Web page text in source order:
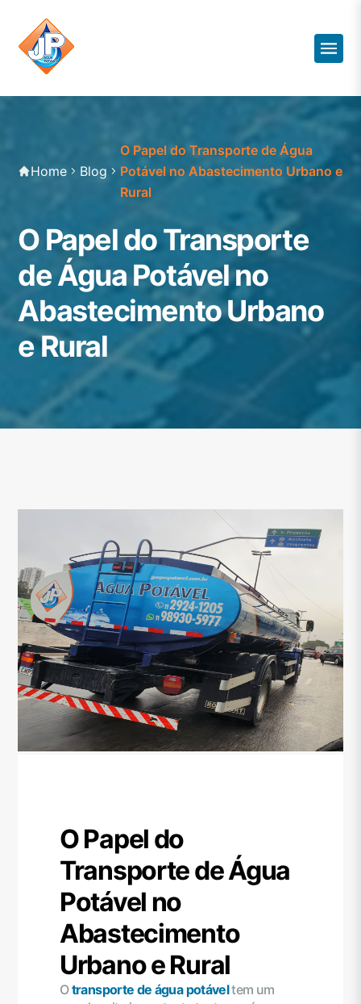
Home Blog
O Papel do Transporte de Água
Potável no Abastecimento Urbano e
Rural
O Papel do Transporte
de Água Potável no
Abastecimento Urbano
e Rural
O Papel do
Transporte de Água
Potável no
Abastecimento
Urbano e Rural
Otransporte de água potáveltem um